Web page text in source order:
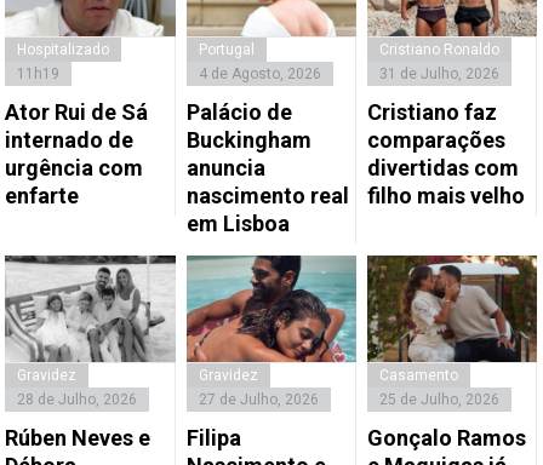
Hospitalizado
11h19
Ator Rui de Sá
internado de
urgência com
enfarte
Portugal
4 de Agosto, 2026
Palácio de
Buckingham
anuncia
nascimento real
em Lisboa
Cristiano Ronaldo
31 de Julho, 2026
Cristiano faz
comparações
divertidas com
filho mais velho
Gravidez
28 de Julho, 2026
Rúben Neves e
Gravidez
27 de Julho, 2026
Filipa
Casamento
25 de Julho, 2026
Gonçalo Ramos